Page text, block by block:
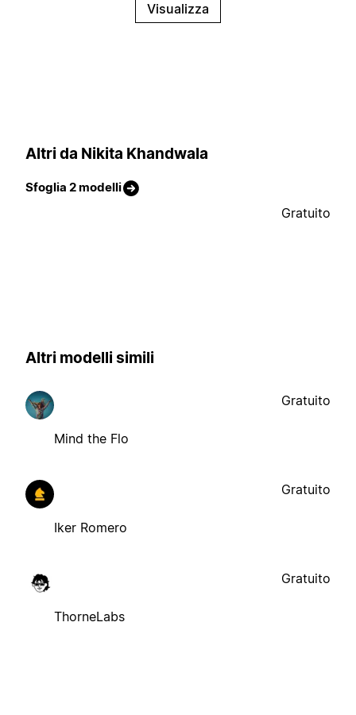
Visualizza
Altri da Nikita Khandwala
Sfoglia 2 modelli
Gratuito
Altri modelli simili
Mind the Flo
Gratuito
Iker Romero
Gratuito
ThorneLabs
Gratuito